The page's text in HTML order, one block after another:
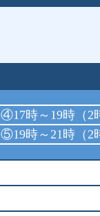
④17時～19時（2
⑤19時～21時（2